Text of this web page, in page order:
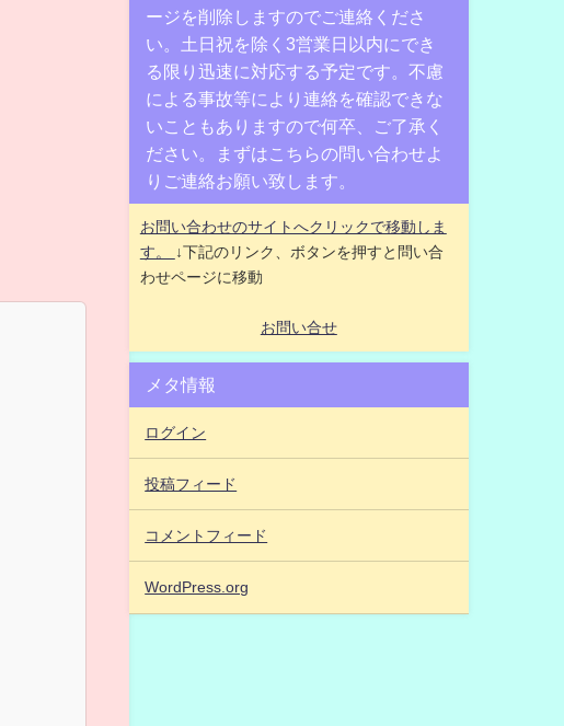
ージを削除しますのでご連絡くださ
い。土日祝を除く3営業日以内にでき
る限り迅速に対応する予定です。不慮
による事故等により連絡を確認できな
いこともありますので何卒、ご了承く
ださい。まずはこちらの問い合わせよ
りご連絡お願い致します。
お問い合わせのサイトへクリックで移動しま
す。
↓下記のリンク、ボタンを押すと問い合
わせページに移動
お問い合せ
メタ情報
ログイン
投稿フィード
コメントフィード
WordPress.org